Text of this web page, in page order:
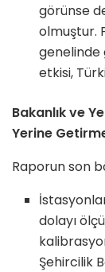
görünse
olmuştur.
genelinde
etkisi,
Bakanlık ve
Yerine
Raporun son
dolayı
Şehircilik